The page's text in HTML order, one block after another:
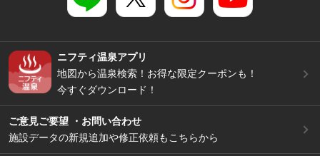
ニフティ温泉アプリ
地図から温泉検索！お得な限定クーポンも！
今すぐダウンロード！
ご意見ご要望 ・お問い合わせ
施設データの新規追加や修正依頼もこちらから